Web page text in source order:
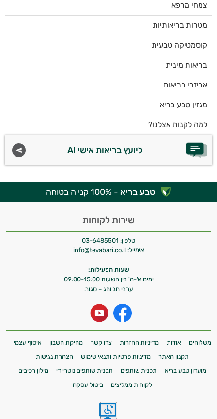
צמחי מרפא
מטרות בריאותיות
קוסמטיקה טבעית
בריאות מינית
אביזרי בריאות
מגזין טבע בריא
למה לקנות אצלנו?
ליועץ בריאות אישי AI
טבע בריא - 100% קנייה בטוחה
שירות לקוחות
טלפון: 03-6485501
אימייל: info@tevabari.co.il
שעות הפעילות:
ימים א'-ה' בין השעות 09:00-15:00
ערבי חג וחג – סגור.
משלוחים אודות מדיניות החזרות צרו קשר מחיקת חשבון
איסוף עצמי
תקנון האתר
מדיניות פרטיות ותנאי שימוש
הצהרת נגישות
מועדון טבע בריא
תכנית שותפים תכנית שותפים נוטרי די
מילון רכיבים
לקוחות ממליצים
ביטול עסקה